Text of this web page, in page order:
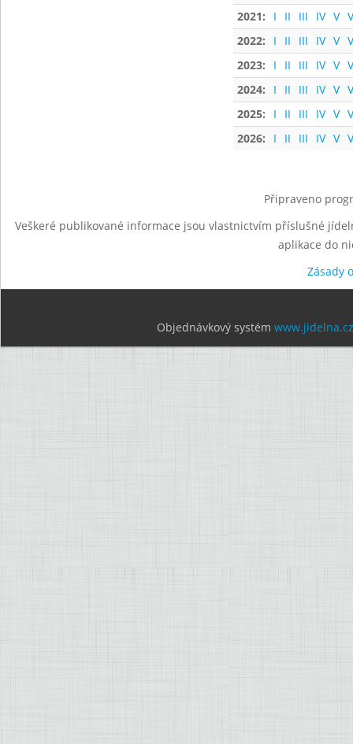
2021:
I II III IV V
2022:
I II III IV V
2023:
I II III IV V
2024:
I II III IV V
2025:
I II III IV V
2026:
I II III IV V
Připraveno
Veškeré publikované informace jsou vlastnictvím příslušné
aplikace do
Zásady
Objednávkový systém www.jidelna.cz